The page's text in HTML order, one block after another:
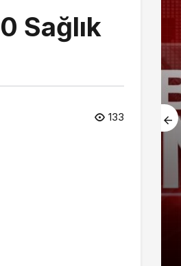
Sağlık
133
sektörü 2